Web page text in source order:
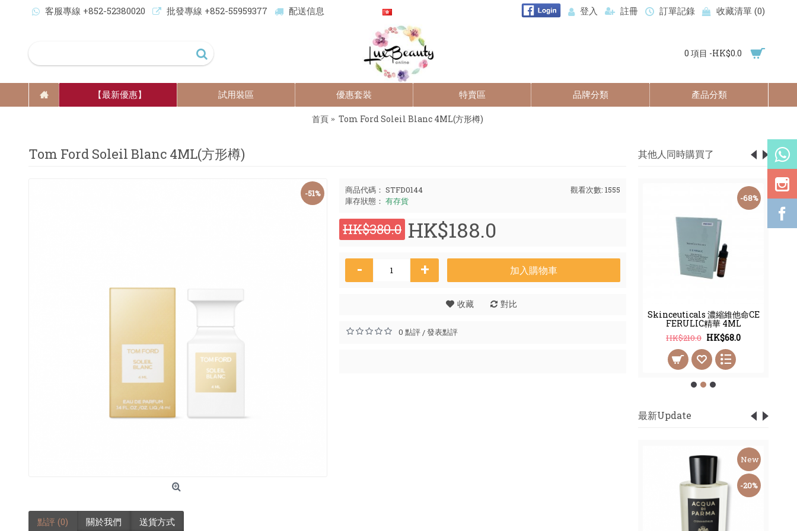
客服專線 +852-52380020 批發專線 +852-55959377 配送信息 登入 註冊 訂單記錄 收藏清單 (0)
0 項目 -HK$0.0
【最新優惠】 試用裝區 優惠套裝 特賣區 品牌分類 產品分類
首頁 Tom Ford Soleil Blanc 4ML(方形樽)
其他人同時購買了
-68%
Skinceuticals 濃縮維他命CE
FERULIC精華 4ML
HK$210.0 HK$68.0
最新Update
New
-20%
Tom Ford Soleil Blanc 4ML(方形樽)
-51% 觀看次數: 1555
商品代碼： STFD0144
庫存狀態： 有存貨
HK$380.0 HK$188.0
- + 加入購物車
收藏 對比
0 點評/發表點評
點評 (0) 關於我們 送貨方式